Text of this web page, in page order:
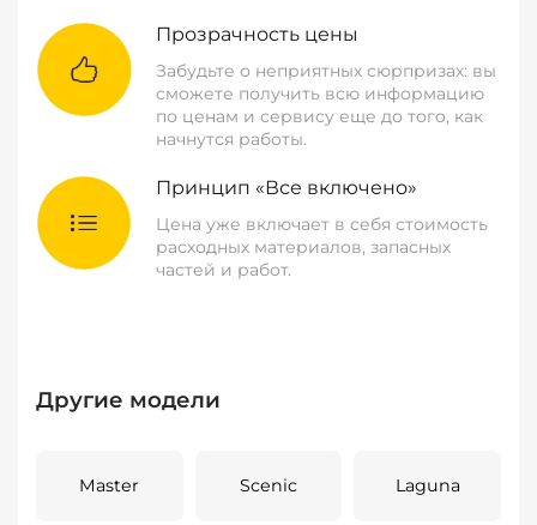
Прозрачность цены
Забудьте о неприятных сюрпризах: вы
сможете получить всю информацию
по ценам и сервису еще до того, как
начнутся работы.
Принцип «Все включено»
Цена уже включает в себя стоимость
расходных материалов, запасных
частей и работ.
Другие модели
Master Scenic Laguna